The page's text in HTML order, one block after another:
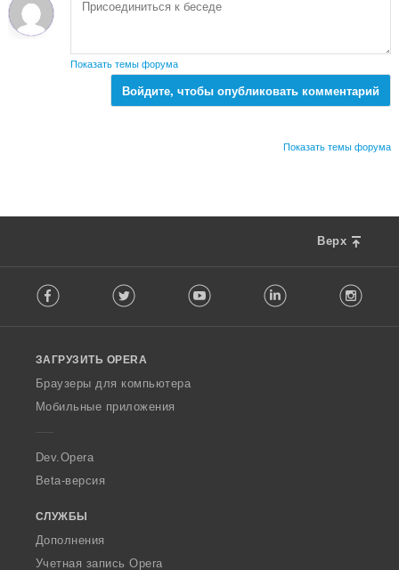
Показать темы форума
Войдите, чтобы опубликовать комментарий
Показать темы форума
Верх
o
w
O
p
a
Facebook Twitter Youtube LinkedIn
ЗАГРУЗИТЬ OPERA
Браузеры для компьютера
Мобильные приложения
Dev.Opera
Beta-версия
СЛУЖБЫ
Дополнения
Учетная запись Opera